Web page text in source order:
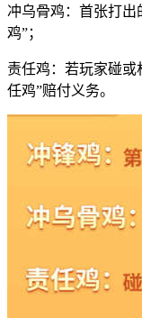
冲乌骨鸡：首张打出
鸡”；
责任鸡：若玩家碰或
任鸡”赔付义务。